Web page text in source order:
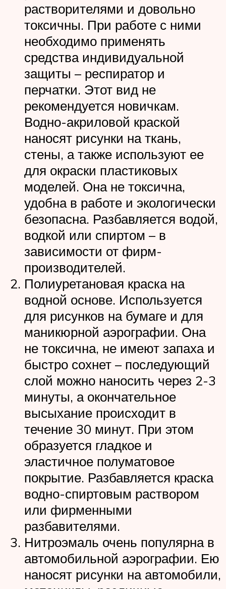
растворителями и довольно
токсичны. При работе с ними
необходимо применять
средства индивидуальной
защиты – респиратор и
перчатки. Этот вид не
рекомендуется новичкам.
Водно-акриловой краской
наносят рисунки на ткань,
стены, а также используют ее
для окраски пластиковых
моделей. Она не токсична,
удобна в работе и экологически
безопасна. Разбавляется водой,
водкой или спиртом – в
зависимости от фирм-
производителей.
Полиуретановая краска на
водной основе. Используется
для рисунков на бумаге и для
маникюрной аэрографии. Она
не токсична, не имеют запаха и
быстро сохнет – последующий
слой можно наносить через 2-3
минуты, а окончательное
высыхание происходит в
течение 30 минут. При этом
образуется гладкое и
эластичное полуматовое
покрытие. Разбавляется краска
водно-спиртовым раствором
или фирменными
разбавителями.
Нитроэмаль очень популярна в
автомобильной аэрографии. Ею
наносят рисунки на автомобили,